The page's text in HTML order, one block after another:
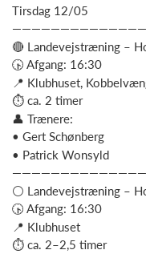
Tirsdag 12/05
——————————————
🔴 Landevejstræning –
🕟 Afgang: 16:30
📍 Klubhuset,
⏱ ca. 2 timer
👤 Trænere:
• Gert Schønberg
• Patrick Wonsyld
——————————————
⚪ Landevejstræning –
🕟 Afgang: 16:30
📍 Klubhuset
⏱ ca. 2–2,5 timer